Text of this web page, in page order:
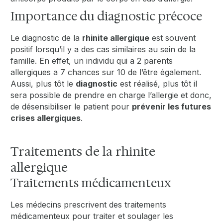
Importance du diagnostic précoce
Le diagnostic de la rhinite allergique est souvent
positif lorsqu’il y a des cas similaires au sein de la
famille. En effet, un individu qui a 2 parents
allergiques a 7 chances sur 10 de l’être également.
Aussi, plus tôt le diagnostic est réalisé, plus tôt il
sera possible de prendre en charge l’allergie et donc,
de désensibiliser le patient pour prévenir les futures
crises allergiques.
Traitements de la rhinite
allergique
Traitements médicamenteux
Les médecins prescrivent des traitements
médicamenteux pour traiter et soulager les